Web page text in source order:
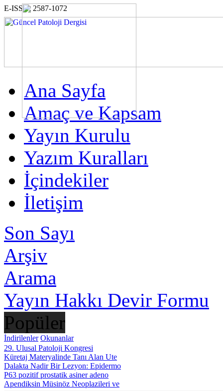
E-ISSN: 2587-1072
Ana Sayfa
Amaç ve Kapsam
Yayın Kurulu
Yazım Kuralları
İçindekiler
İletişim
Son Sayı
Arşiv
Arama
Yayın Hakkı Devir Formu
Popüler
İndirilenler Okunanlar
29. Ulusal Patoloji Kongresi
Küretaj Materyalinde Tanı Alan Ute
Dalakta Nadir Bir Lezyon: Epidermo
P63 pozitif prostatik asiner adeno
Apendiksin Müsinöz Neoplazileri ve